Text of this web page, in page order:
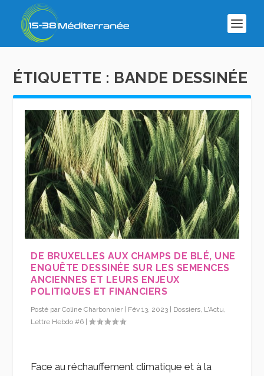
ÉTIQUETTE : BANDE DESSINÉE
DE BRUXELLES AUX CHAMPS DE BLÉ, UNE
ENQUÊTE DESSINÉE SUR LES SEMENCES
ANCIENNES ET LEURS ENJEUX
POLITIQUES ET FINANCIERS
Posté parColine Charbonnier | Fév 13, 2023 | Dossiers L'Actu
Lettre Hebdo #6 |
Face au réchauffement climatique et à la